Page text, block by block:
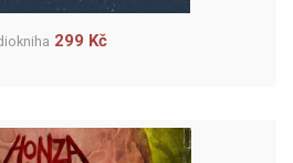
299 Kč